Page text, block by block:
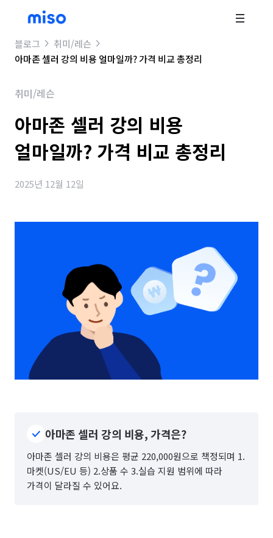
블로그
취미/레슨
아마존 셀러 강의 비용 얼마일까? 가격 비교 총정리
취미/레슨
아마존 셀러 강의 비용
얼마일까? 가격 비교 총정리
2025년 12월 12일
아마존 셀러 강의 비용, 가격은?
아마존 셀러 강의 비용은 평균 220,000원으로 책정되며 1.
마켓(US/EU 등) 2.상품 수 3.실습 지원 범위에 따라
가격이 달라질 수 있어요.